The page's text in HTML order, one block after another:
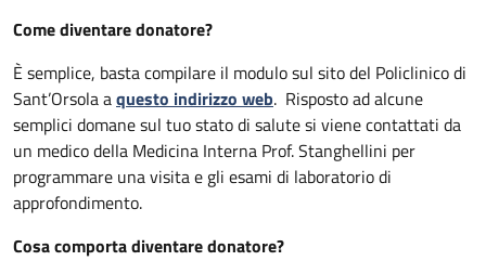
Come diventare donatore?
È semplice, basta compilare il modulo sul sito del Policlinico di
Sant’Orsola aquesto indirizzo web. Risposto ad alcune
semplici domane sul tuo stato di salute si viene contattati da
un medico della Medicina Interna Prof. Stanghellini per
programmare una visita e gli esami di laboratorio di
approfondimento.
Cosa comporta diventare donatore?